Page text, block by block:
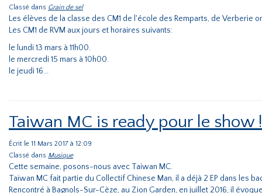
Classé dans Grain de sel
Les élèves de la classe des CM1 de l'école des Remparts, de Verberie
Les CM1 de RVM aux jours et horaires suivants:
le lundi 13 mars à 11h00.
le mercredi 15 mars à 10h00.
le jeudi 16...
Taiwan MC is ready pour le show !
Écrit le 11 Mars 2017 à 12:09
Classé dans Musique
Cette semaine, posons-nous avec Taiwan MC.
Taïwan MC fait partie du Collectif Chinese Man, il a déjà 2 EP dans les
Rencontré à Bagnols-Sur-Cèze, au Zion Garden, en juillet 2016, il